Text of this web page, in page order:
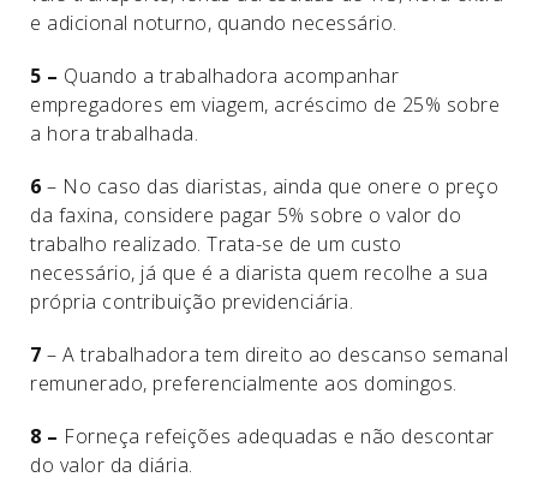
e adicional noturno, quando necessário.
5 – Quando a trabalhadora acompanhar
empregadores em viagem, acréscimo de 25% sobre
a hora trabalhada.
6 – No caso das diaristas, ainda que onere o preço
da faxina, considere pagar 5% sobre o valor do
trabalho realizado. Trata-se de um custo
necessário, já que é a diarista quem recolhe a sua
própria contribuição previdenciária.
7 – A trabalhadora tem direito ao descanso semanal
remunerado, preferencialmente aos domingos.
8 – Forneça refeições adequadas e não descontar
do valor da diária.